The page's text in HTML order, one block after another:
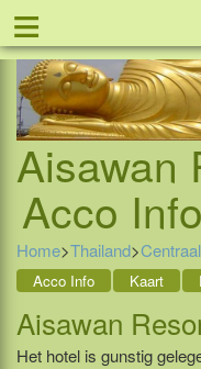
≡
Aisawan
Acco Info
Home>Thailand>
Acco Info Kaart
Aisawan
Het hotel is gunstig